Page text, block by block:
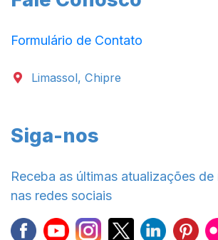
Formulário de Contato
Limassol, Chipre
Siga-nos
Receba as últimas atualizações
nas redes sociais